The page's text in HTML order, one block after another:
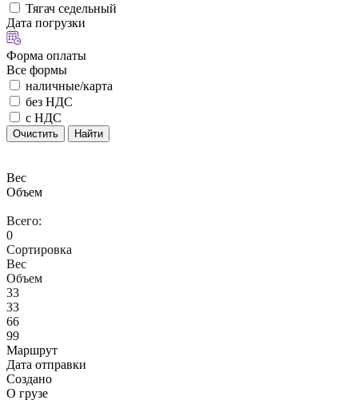
Тягач седельный
Дата погрузки
Форма оплаты
Все формы
наличные/карта
без НДС
с НДС
Очистить Найти
Вес
Объем
Всего:
0
Сортировка
Вес
Объем
33
33
66
99
Маршрут
Дата отправки
Создано
О грузе